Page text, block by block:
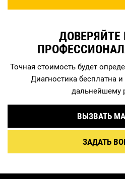
Точная стоимость будет
Диагностика бесплатна
дальнейшему
ВЫЗВАТЬ
ЗАДАТЬ